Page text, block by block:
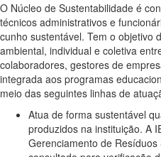
O Núcleo de Sustentabilidade é
técnicos administrativos e
cunho sustentável. Tem o objetivo
ambiental, individual e coletiva
colaboradores, gestores de
integrada aos programas
meio das seguintes linhas de
Atua de forma sustentável
produzidos na instituição. A
Gerenciamento de